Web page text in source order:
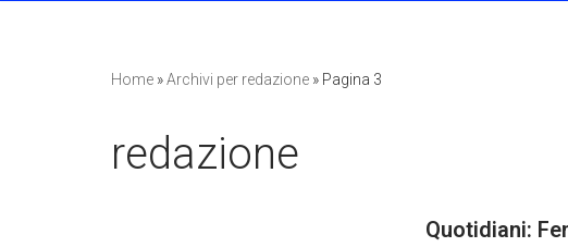
Home »Archivi per redazione » Pagina 3
redazione
Quotidiani: